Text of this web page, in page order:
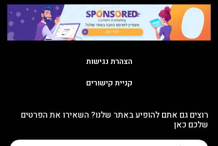
הצהרת נגישות
קניית קישורים
רוצים גם אתם להופיע באתר שלנו? השאירו את הפרטים
שלכם כאן